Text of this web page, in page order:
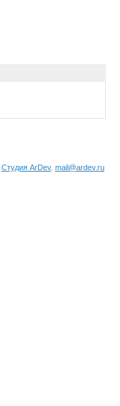
Студия ArDev, mail@ardev.ru